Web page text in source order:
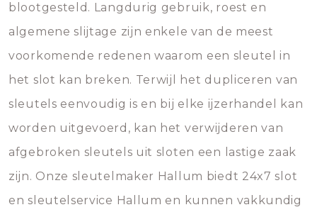
blootgesteld. Langdurig gebruik, roest en
algemene slijtage zijn enkele van de meest
voorkomende redenen waarom een sleutel in
het slot kan breken. Terwijl het dupliceren van
sleutels eenvoudig is en bij elke ijzerhandel kan
worden uitgevoerd, kan het verwijderen van
afgebroken sleutels uit sloten een lastige zaak
zijn. Onze sleutelmaker Hallum biedt 24x7 slot
en sleutelservice Hallum en kunnen vakkundig